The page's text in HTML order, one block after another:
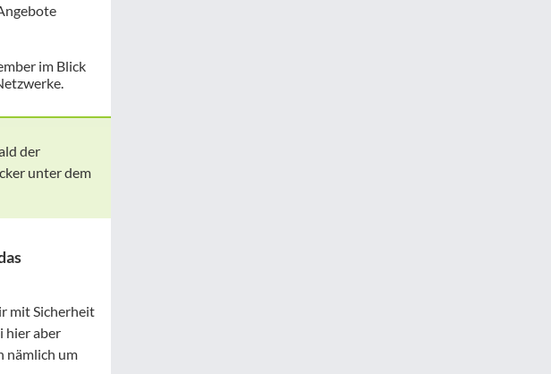
im Blick
der
unter dem
mit Sicherheit
hier aber
nämlich um